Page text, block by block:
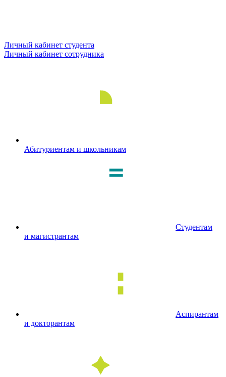
Личный кабинет студента
Личный кабинет сотрудника
Абитуриентам и школьникам
Студентам
и магистрантам
Аспирантам
и докторантам